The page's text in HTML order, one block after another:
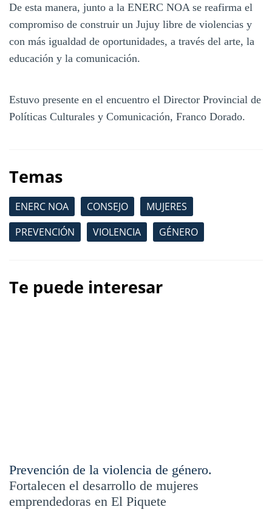
De esta manera, junto a la ENERC NOA se reafirma el
compromiso de construir un Jujuy libre de violencias y
con más igualdad de oportunidades, a través del arte, la
educación y la comunicación.
Estuvo presente en el encuentro el Director Provincial de
Políticas Culturales y Comunicación, Franco Dorado.
Temas
ENERC NOA CONSEJO
MUJERES
PREVENCIÓN
VIOLENCIA GÉNERO
Te puede interesar
Prevención de la violencia de género.
Fortalecen el desarrollo de mujeres
emprendedoras en El Piquete